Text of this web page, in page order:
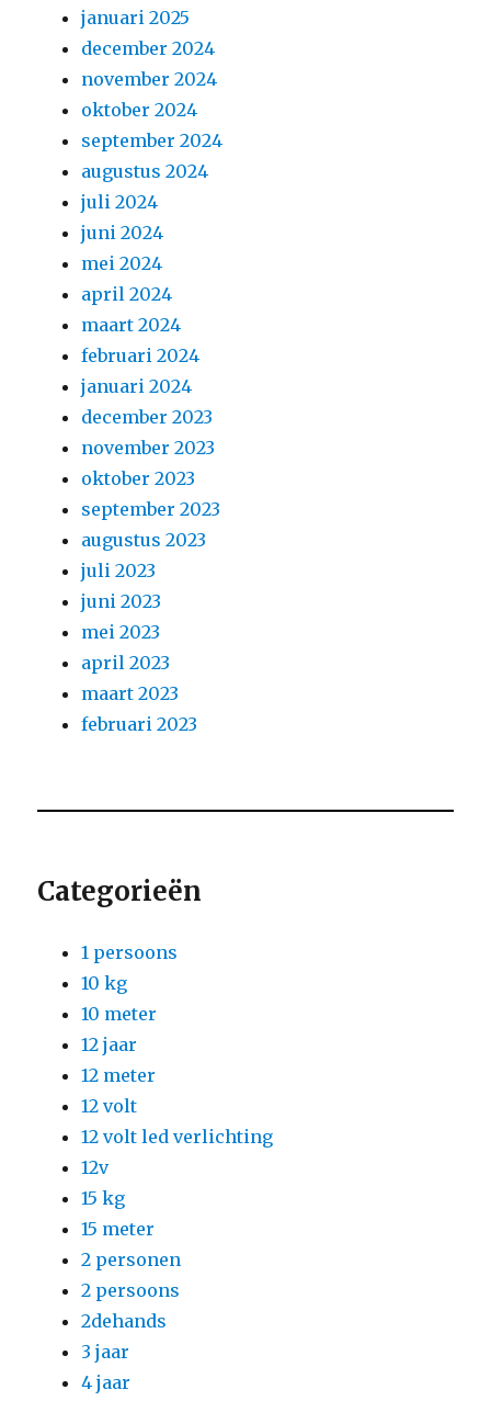
januari 2025
december 2024
november 2024
oktober 2024
september 2024
augustus 2024
juli 2024
juni 2024
mei 2024
april 2024
maart 2024
februari 2024
januari 2024
december 2023
november 2023
oktober 2023
september 2023
augustus 2023
juli 2023
juni 2023
mei 2023
april 2023
maart 2023
februari 2023
Categorieën
1 persoons
10 kg
10 meter
12 jaar
12 meter
12 volt
12 volt led verlichting
12v
15 kg
15 meter
2 personen
2 persoons
2dehands
3 jaar
4 jaar